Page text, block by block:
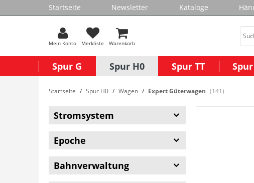
Startseite Newsletter Kataloge
Mein Konto Merkliste Warenkorb
Spur G Spur H0 Spur TT
Startseite Spur H0 Wagen Expert Güterwagen (141)
Stromsystem
Epoche
Bahnverwaltung